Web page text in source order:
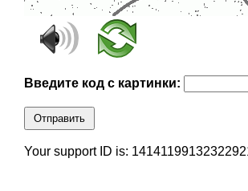
Введите код с картинки:
Отправить
Your support ID is: